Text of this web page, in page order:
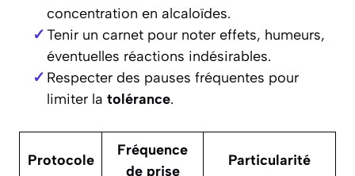
concentration en alcaloïdes.
Tenir un carnet pour noter effets, humeurs,
éventuelles réactions indésirables.
Respecter des pauses fréquentes pour
limiter la tolérance.
Protocole
Fréquence
de prise
Particularité